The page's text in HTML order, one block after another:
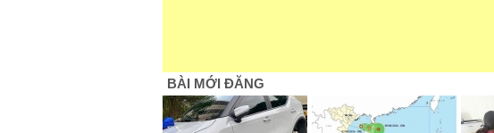
BÀI MỚI ĐĂNG